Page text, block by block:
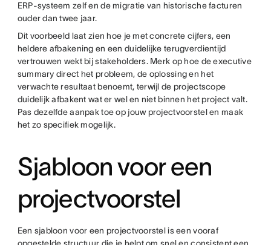
ERP-systeem zelf en de migratie van historische facturen
ouder dan twee jaar.
Dit voorbeeld laat zien hoe je met concrete cijfers, een
heldere afbakening en een duidelijke terugverdientijd
vertrouwen wekt bij stakeholders. Merk op hoe de executive
summary direct het probleem, de oplossing en het
verwachte resultaat benoemt, terwijl de projectscope
duidelijk afbakent wat er wel en niet binnen het project valt.
Pas dezelfde aanpak toe op jouw projectvoorstel en maak
het zo specifiek mogelijk.
Sjabloon voor een
projectvoorstel
Een sjabloon voor een projectvoorstel is een vooraf